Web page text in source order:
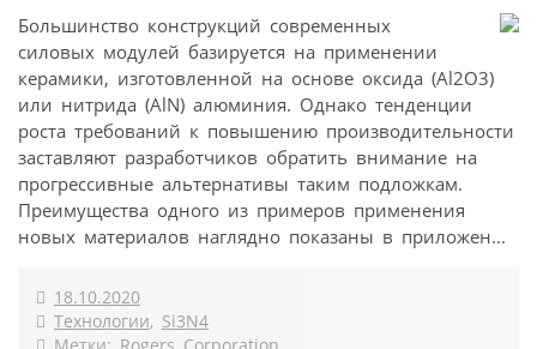
Большинство конструкций современных
силовых модулей базируется на применении
керамики, изготовленной на основе оксида (Al2O3)
или нитрида (AlN) алюминия. Однако тенденции
роста требований к повышению производительности
заставляют разработчиков обратить внимание на
прогрессивные альтернативы таким подложкам.
Преимущества одного из примеров применения
новых материалов наглядно показаны в приложен...
18.10.2020
Технологии, Si3N4